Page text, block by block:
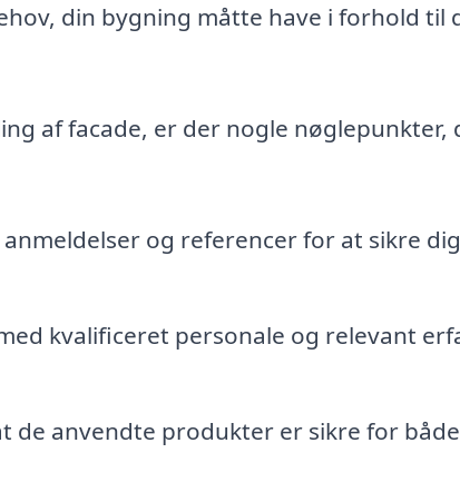
din bygning måtte have i forhold til
af facade, er der nogle nøglepunkter,
og referencer for at sikre
kvalificeret personale og relevant
de anvendte produkter er sikre for både